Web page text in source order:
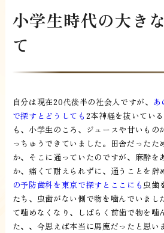
小学生時代の大き
て
自分は現在20代後半の社会人ですが、 あ
で探すとどうしても 2本神経を抜いてい
も、小学生のころ、ジュースや甘いもの
っちゅうできていました。田舎だったた
か、そこに通っていたのですが、麻酔を
か、痛くて耐えられずに、通うことを辞
の予防歯科を東京で探すとここにも虫歯
たち、虫歯がない側で物を噛んでいまし
て噛めなくなり、しばらく前歯で物を噛
た、、今思えば本当に馬鹿だったと思い